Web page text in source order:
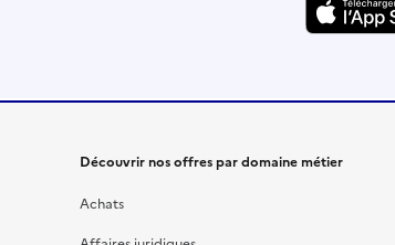
Découvrir nos offres par domaine métier
Achats